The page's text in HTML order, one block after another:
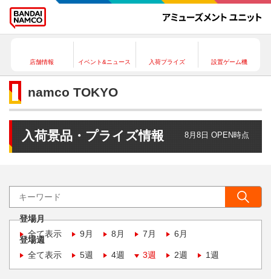
店舗情報 イベント&ニュース 入荷プライズ 設置ゲーム機
namco TOKYO
入荷景品・プライズ情報 8月8日 OPEN時点
登場月
全て表示
9月 8月 7月 6月
登場週
全て表示
5週 4週 3週 2週 1週